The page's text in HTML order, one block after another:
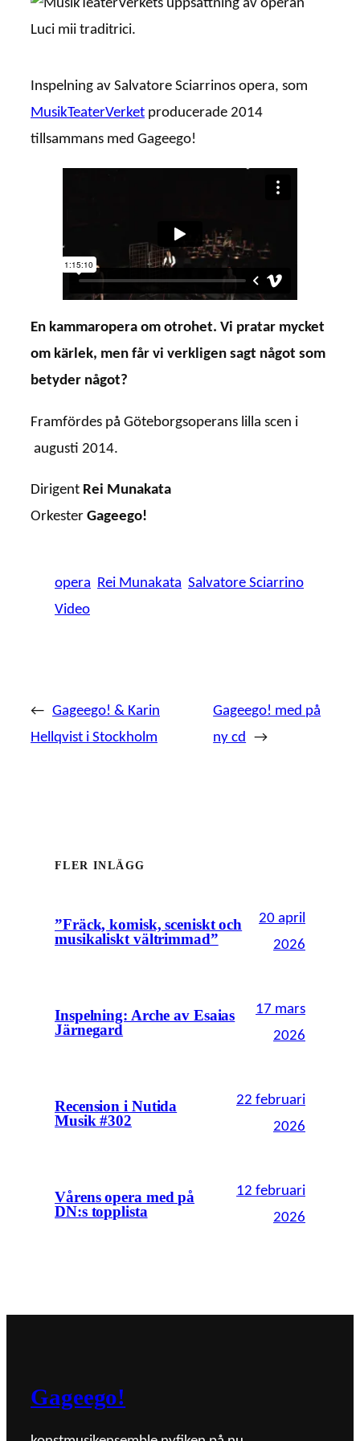
Inspelning av Salvatore Sciarrinos opera, som
MusikTeaterVerket producerade 2014
tillsammans med Gageego!
En kammaropera om otrohet. Vi pratar mycket
om kärlek, men får vi verkligen sagt något som
betyder något?
Framfördes på Göteborgsoperans lilla scen i
augusti 2014.
Dirigent Rei Munakata
Orkester Gageego!
opera Rei Munakata Salvatore Sciarrino
Video
← Gageego! & Karin
Hellqvist i Stockholm
Gageego! med på
ny cd →
FLER INLÄGG
”Fräck, komisk, sceniskt och
musikaliskt vältrimmad”
20 april
2026
Inspelning: Arche av Esaias
Järnegard
17 mars
2026
Recension i Nutida
Musik #302
22 februari
2026
Vårens opera med på
DN:s topplista
12 februari
2026
Gageego!